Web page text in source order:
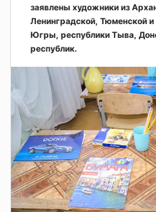
заявлены художники из
Ленинградской, Тюменской
Югры, республики Тыва,
республик.